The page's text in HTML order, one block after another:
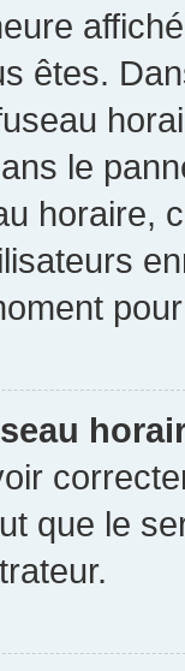
êtes.
le
horaire,
que le